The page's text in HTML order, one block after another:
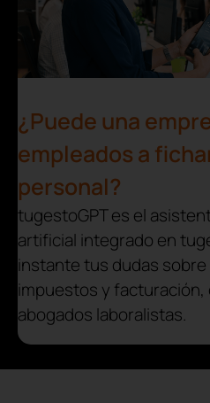
¿Puede una
empleados a
personal?
tugestoGPT es el
artificial integrado en
instante tus dudas
impuestos y facturación,
abogados laboralistas.